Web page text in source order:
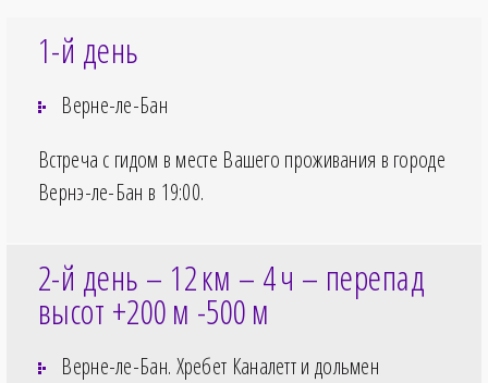
1-й день
Верне-ле-Бан
Встреча с гидом в месте Вашего проживания в городе
Вернэ-ле-Бан в 19:00.
2-й день – 12км – 4ч – перепад
высот +200м -500м
Верне-ле-Бан. Хребет Каналетт и дольмен